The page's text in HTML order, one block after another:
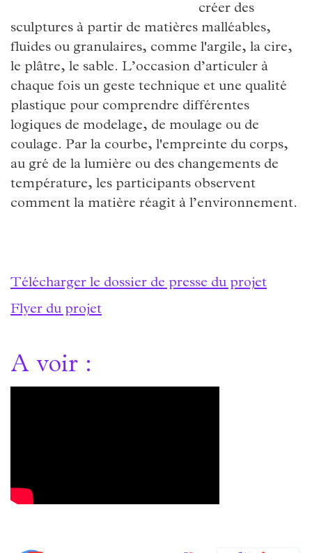
créer des
sculptures à partir de matières malléables,
fluides ou granulaires, comme l'argile, la cire,
le plâtre, le sable. L’occasion d’articuler à
chaque fois un geste technique et une qualité
plastique pour comprendre différentes
logiques de modelage, de moulage ou de
coulage. Par la courbe, l'empreinte du corps,
au gré de la lumière ou des changements de
température, les participants observent
comment la matière réagit à l’environnement.
Télécharger le dossier de presse du projet
Flyer du projet
A voir :